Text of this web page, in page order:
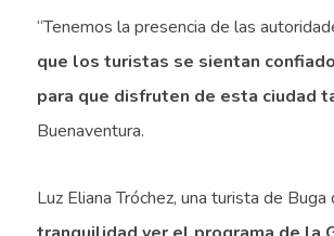
“Tenemos la presencia de las
que los turistas se sientan
para que disfruten de esta ciudad
Buenaventura.
Luz Eliana Tróchez, una turista de